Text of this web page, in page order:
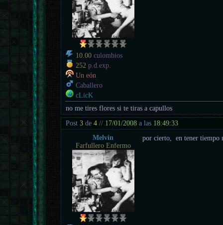
10.00 culombios
252 p.d.exp.
Un eón
Caballero
cLicK
no me tires flores si te tiras a capullos
Post3 de4 // 17/01/2008 a las 18:49:33
Melvin
Farfullero Enfermo
por cierto, en tener tiempo